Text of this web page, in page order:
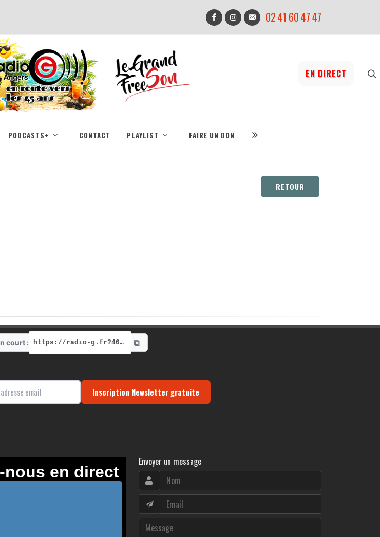
02 41 60 47 47
EN DIRECT
PODCASTS+ CONTACT PLAYLIST FAIRE UN DON
RETOUR
court : https://radio-g.fr?4075 ⧉
Inscription Newsletter gratuite
Envoyer un message